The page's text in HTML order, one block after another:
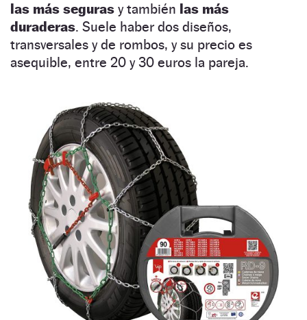
las más seguras y también las más
duraderas. Suele haber dos diseños,
transversales y de rombos, y su precio es
asequible, entre 20 y 30 euros la pareja.